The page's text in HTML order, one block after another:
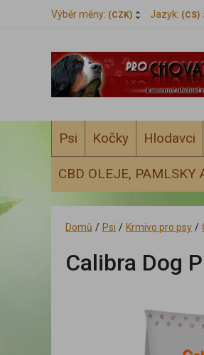
Výběr měny: (CZK) Jazyk: (CS)
Psi Kočky Hlodavci
CBD OLEJE, PAMLSKY
Domů / Psi / Krmivo pro psy /
Calibra Dog